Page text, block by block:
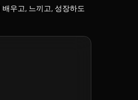
우고, 느끼고, 성장하도